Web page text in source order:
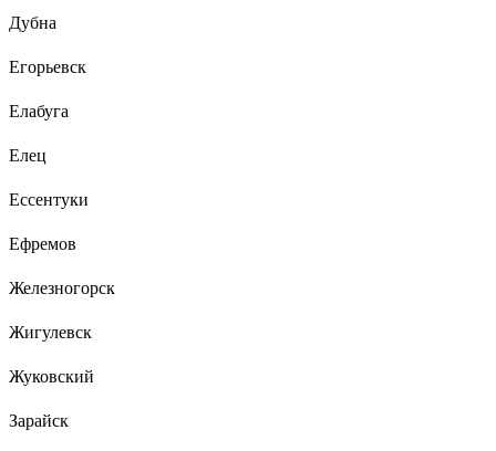
Дубна
Егорьевск
Елабуга
Елец
Ессентуки
Ефремов
Железногорск
Жигулевск
Жуковский
Зарайск